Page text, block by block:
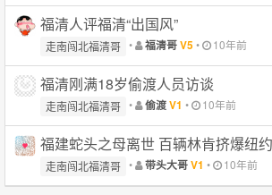
福清人评福清“出国风”
走南闯北福清哥 • 福清哥V5 • 10年前
福清刚满18岁偷渡人员访谈
走南闯北福清哥 • 偷渡V1 • 10年前
福建蛇头之母离世 百辆林肯挤爆纽
走南闯北福清哥 • 带头大哥V1 • 10年前